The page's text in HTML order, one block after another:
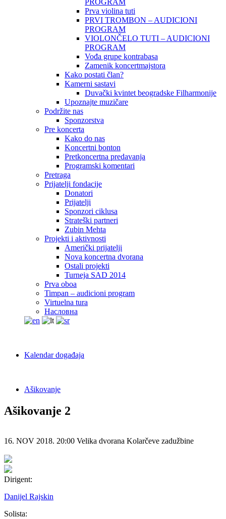
Prva violina tuti
PRVI TROMBON – AUDICIONI
PROGRAM
VIOLONČELO TUTI – AUDICIONI
PROGRAM
Vođa grupe kontrabasa
Zamenik koncertmajstora
Kako postati član?
Kamerni sastavi
Duvački kvintet beogradske Filharmonije
Upoznajte muzičare
Podržite nas
Sponzorstva
Pre koncerta
Kako do nas
Koncertni bonton
Pretkoncertna predavanja
Programski komentari
Pretraga
Prijatelji fondacije
Donatori
Prijatelji
Sponzori ciklusa
Strateški partneri
Zubin Mehta
Projekti i aktivnosti
Američki prijatelji
Nova koncertna dvorana
Ostali projekti
Turneja SAD 2014
Prva oboa
Timpan – audicioni program
Virtuelna tura
Насловна
Kalendar događaja
Ašikovanje
Ašikovanje 2
16. NOV 2018. 20:00 Velika dvorana Kolarčeve zadužbine
Dirigent:
Danijel Rajskin
Solista: